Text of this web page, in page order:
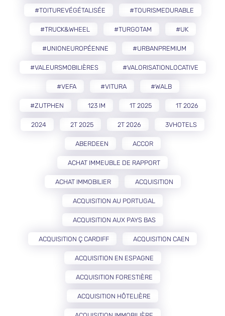
#TOITUREVÉGÉTALISÉE #TOURISMEDURABLE
#TRUCK&WHEEL #TURGOTAM #UK
#UNIONEUROPÉENNE #URBANPREMIUM
#VALEURSMOBILIÈRES #VALORISATIONLOCATIVE
#VEFA #VITURA #WALB
#ZUTPHEN 123 IM 1T 2025 1T 2026
2024 2T 2025 2T 2026 3VHOTELS
ABERDEEN ACCOR
ACHAT IMMEUBLE DE RAPPORT
ACHAT IMMOBILIER ACQUISITION
ACQUISITION AU PORTUGAL
ACQUISITION AUX PAYS BAS
ACQUISITION Ç CARDIFF ACQUISITION CAEN
ACQUISITION EN ESPAGNE
ACQUISITION FORESTIÈRE
ACQUISITION HÔTELIÈRE